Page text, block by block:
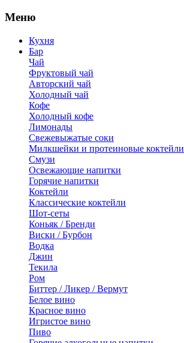
Меню
Кухня
Бар
Чай
Фруктовый чай
Авторский чай
Холодный чай
Кофе
Холодный кофе
Лимонады
Свежевыжатые соки
Милкшейки и протеиновые коктейли
Смузи
Освежающие напитки
Горячие напитки
Коктейли
Классические коктейли
Шот-сеты
Коньяк / Бренди
Виски / Бурбон
Водка
Джин
Текила
Ром
Биттер / Ликер / Вермут
Белое вино
Красное вино
Игристое вино
Пиво